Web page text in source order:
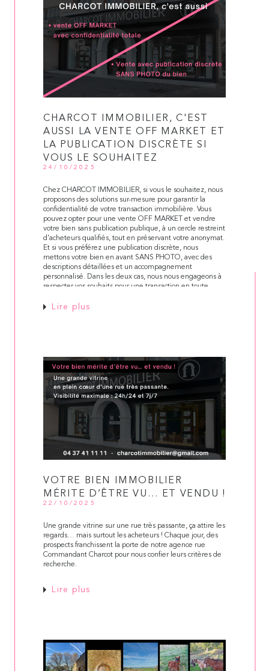
CHARCOT IMMOBILIER, C'EST
AUSSI LA VENTE OFF MARKET ET
LA PUBLICATION DISCRÈTE SI
VOUS LE SOUHAITEZ
24/10/2025
Chez CHARCOT IMMOBILIER, si vous le souhaitez, nous
proposons des solutions sur-mesure pour garantir la
confidentialité de votre transaction immobilière. Vous
pouvez opter pour une vente OFF MARKET et vendre
votre bien sans publication publique, à un cercle restreint
d'acheteurs qualifiés, tout en préservant votre anonymat.
Et si vous préférez une publication discrète, nous
mettons votre bien en avant SANS PHOTO, avec des
descriptions détaillées et un accompagnement
personnalisé. Dans les deux cas, nous nous engageons à
respecter vos souhaits pour une transaction en toute
Lire plus
VOTRE BIEN IMMOBILIER
MÉRITE D’ÊTRE VU… ET VENDU !
22/10/2025
Une grande vitrine sur une rue très passante, ça attire les
regards… mais surtout les acheteurs ! Chaque jour, des
prospects franchissent la porte de notre agence rue
Commandant Charcot pour nous confier leurs critères de
recherche.
Lire plus